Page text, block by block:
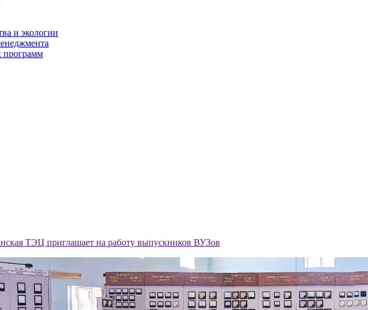
и экологии
программ
ТЭЦ приглашает на работу выпускников ВУЗов